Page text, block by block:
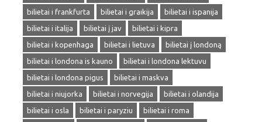
bilietai i frankfurta
bilietai i graikija
bilietai i ispanija
bilietai i italija
bilietai į jav
bilietai i kipra
bilietai i kopenhaga
bilietai i lietuva
bilietai į londoną
bilietai i londona is kauno
bilietai i londona lektuvu
bilietai i londona pigus
bilietai i maskva
bilietai i niujorka
bilietai i norvegija
bilietai i olandija
bilietai i osla
bilietai i paryziu
bilietai i roma